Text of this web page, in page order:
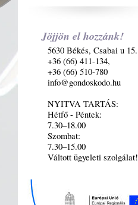
Jöjjön el hozzánk!
5630 Békés, Csabai u 15.
+36 (66) 411-134,
+36 (66) 510-780
info@gondoskodo.hu
NYITVA TARTÁS:
Hétfő - Péntek:
7.30–18.00
Szombat:
7.30–15.00
Váltott ügyeleti szolgálat!